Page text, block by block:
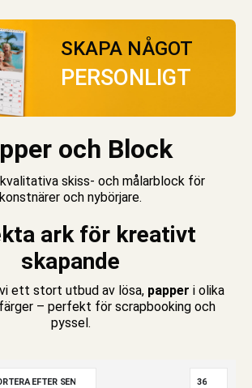
SKAPA NÅGOT
PERSONLIGT
och Block
skiss- och målarblock för
konstnärer och nybörjare.
ark för kreativt
skapande
ett stort utbud av lösa, papper i olika
– perfekt för scrapbooking och
pyssel.